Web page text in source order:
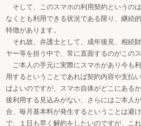
そして、このスマホの利用契約というの
なくとも利用できる状況である限り、継続
特徴があります。
それ故、弁護士として、成年後見、相続
ヤー等を担う中で、常に直面するのがこの
ご本人の手元に実際にスマホがあり今も
用するということであれば契約内容や支払
ばよいのですが、スマホ自体がどこにある
後利用する見込みがない、さらにはご本人
合、毎月基本料が発生するということは避
で、１日も早く解約をしたいのですが、こ